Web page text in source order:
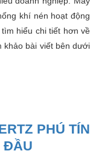
khí nén hoạt động
hiểu chi tiết hơn về
khảo bài viết bên dưới
PHÚ TÍN
ĐẦU